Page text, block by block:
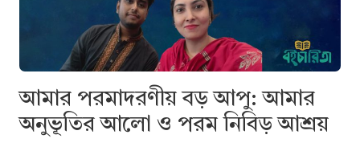
আমার পরমাদরণীয় বড় আপু: আমার
অনুভূতির আলো ও পরম নিবিড় আশ্রয়